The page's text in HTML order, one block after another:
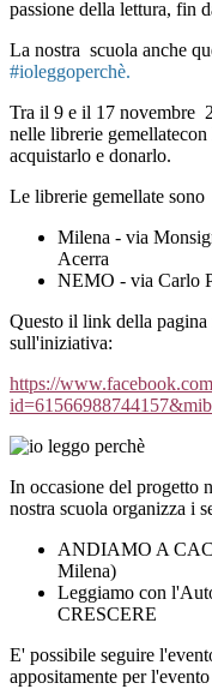
passione della lettura, fin
La nostra scuola anche
#ioleggoperchè.
Tra il 9 e il 17 novembre
nelle librerie
acquistarlo e donarlo.
Le librerie gemellate sono
Milena - via
Acerra
NEMO - via Carlo
Questo il link della pagina
sull'iniziativa:
https://
In occasione del
nostra scuola organizza i
ANDIAMO A
Milena)
Leggiamo con
CRESCERE
E' possibile seguire
appositamente per l'evento